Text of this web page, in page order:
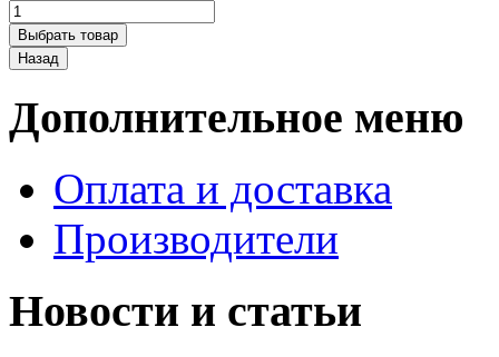
Дополнительное меню
Оплата и доставка
Производители
Новости и статьи